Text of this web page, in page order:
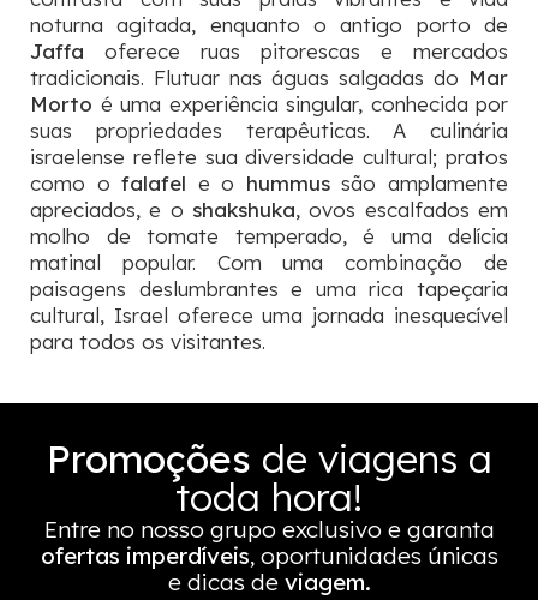
noturna agitada, enquanto o antigo porto de
Jaffa oferece ruas pitorescas e mercados
tradicionais. Flutuar nas águas salgadas do Mar
Morto é uma experiência singular, conhecida por
suas propriedades terapêuticas. A culinária
israelense reflete sua diversidade cultural; pratos
como ofalafel e o hummussão amplamente
apreciados, e o shakshuka, ovos escalfados em
molho de tomate temperado, é uma delícia
matinal popular. Com uma combinação de
paisagens deslumbrantes e uma rica tapeçaria
cultural, Israel oferece uma jornada inesquecível
para todos os visitantes.
Promoções de viagens a
toda hora!
Entre no nosso grupo exclusivo e garanta
ofertas imperdíveis, oportunidades únicas
e dicas de viagem.